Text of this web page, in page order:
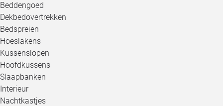
Beddengoed
Dekbedovertrekken
Bedspreien
Hoeslakens
Kussenslopen
Hoofdkussens
Slaapbanken
Interieur
Nachtkastjes